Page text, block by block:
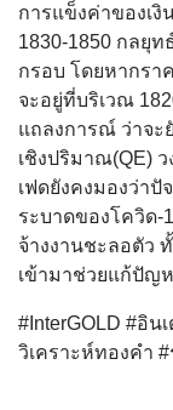
การแข็งค่าของเ
1830-1850 กลยุท
กรอบ โดยหากรา
จะอยู่ที่บริเวณ
แถลงการณ์ ว่าจะ
เชิงปริมาณ(QE)
เฟดยังคงมองว่า
ระบาดของโควิด-
จ้างงานชะลอตัว
เข้ามาช่วยแก้ปัญ
#InterGOLD #อิ
วิเคราะห์ทองคำ